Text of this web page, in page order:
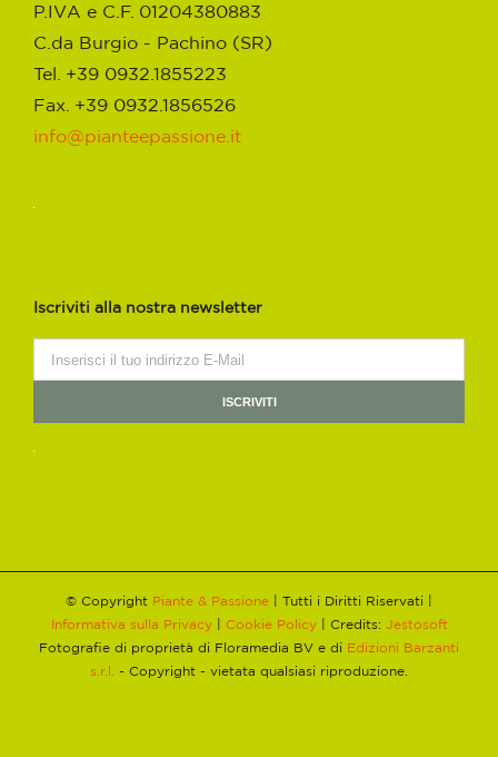
P.IVA e C.F. 01204380883
C.da Burgio - Pachino (SR)
Tel. +39 0932.1855223
Fax. +39 0932.1856526
info@pianteepassione.it
Iscriviti alla nostra newsletter
© Copyright Piante & Passione | Tutti i Diritti Riservati |
Informativa sulla Privacy| Cookie Policy| Credits: Jestosoft
Fotografie di proprietà di Floramedia BV e di Edizioni Barzanti
s.r.l.
- Copyright - vietata qualsiasi riproduzione.